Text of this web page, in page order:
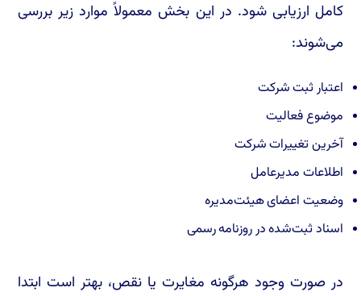
کامل ارزیابی شود. در این بخش معمولاً موارد زیر بررسی
می‌شوند:
اعتبار ثبت شرکت
موضوع فعالیت
آخرین تغییرات شرکت
اطلاعات مدیرعامل
وضعیت اعضای هیئت‌مدیره
اسناد ثبت‌شده در روزنامه رسمی
در صورت وجود هرگونه مغایرت یا نقص، بهتر است ابتدا